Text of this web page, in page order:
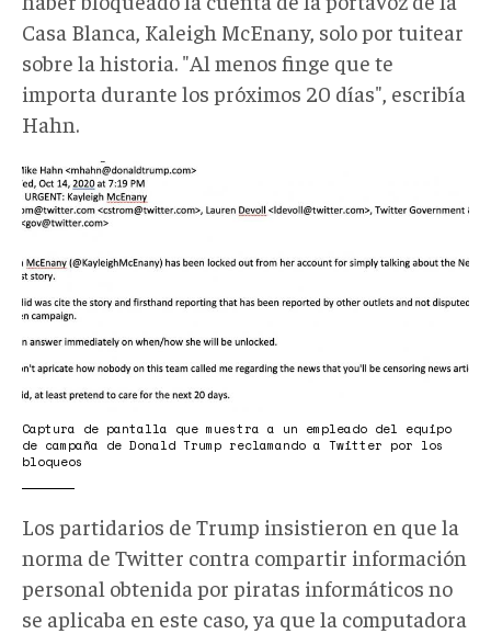
Casa Blanca, Kaleigh McEnany, solo por tuitear
sobre la historia. "Al menos finge que te
importa durante los próximos 20 días", escribía
Hahn.
FjAw9WoWAAEOMVU.jpeg
Captura de pantalla que muestra a un empleado del equipo
de campaña de Donald Trump reclamando a Twitter por los
bloqueos
Los partidarios de Trump insistieron en que la
norma de Twitter contra compartir información
personal obtenida por piratas informáticos no
se aplicaba en este caso, ya que la computadora